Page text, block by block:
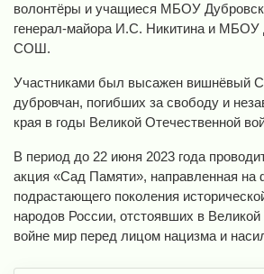
волонтёры и учащиеся МБОУ
генерал-майора И.С. Никитина и
СОШ.
Участниками был высажен вишнёвый
дубровчан, погибших за свободу и
края в годы Великой Отечественной
В период до 22 июня 2023 года
акция «Сад Памяти», направленная на
подрастающего поколения
народов России, отстоявших в
войне мир перед лицом нацизма и